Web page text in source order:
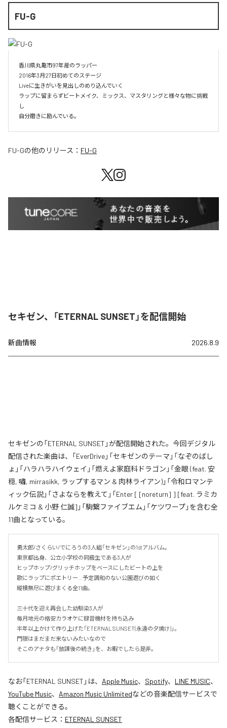
FU-G
香川県丸亀市97年産のラッパー
2016年3月27日初めてのステージ
Liveに生きがいを見出しのめり込んでいく
ラップに留まらずビートメイク、ミックス、マスタリングと様々な物に挑戦
し
自分磨きに励んでいる。
FU-Gの他のリリース： FU-G
セキゼン、「ETERNAL SUNSET」を配信開始
新曲情報 2026.8.9
セキゼンの「ETERNAL SUNSET」が配信開始された。今回デジタル
配信された楽曲は、「EverDrive」「セキゼンのテーマ」「なぞのばし
ょ」「ハラハラハイウェイ」「燃えよ家庭科ドラゴン」「金眼 (feat. 安
穏, 嘯, mirrasikk, ラップするマン & 肉林ライアン)」「令和ロマンテ
ィック伝説」「さよならを教えて」「Enter [ [noreturn] ] [feat. ラミカ
ルケミコ & 小野 仁誠]」「駒繋ファイブエム」「ケツワープ」を含む全
11曲となっている。
勇太郎/さくらい/でにろうの3人組「セキゼン」の1stアルバム。
東京都出身、公立小学校の同級生である3人が
ヒップホップ/グリッチホップをベースにしたビートの上を
歌にラップにポエトリー…予定調和のない公園遊びの如く
縦横無尽に遊びまくる全11曲。
三十代を迎え再会した幼馴染3人が
毎月地元の格安カラオケに録音機材を持ち込み
半年以上かけて作り上げた「ETERNAL SUNSET(永遠の夕焼け)」。
門限はまだまだ来ないみたいなので
そこのアナタも「放課後の続き」を、お暇でしたら是非。
なお「ETERNAL SUNSET 」は、 Apple Music、 Spotify、 LINE MUSIC、
YouTube Music、 Amazon Music Unlimitedなどの音楽配信サービスで
聴くことができる。
各配信サービス： ETERNAL SUNSET